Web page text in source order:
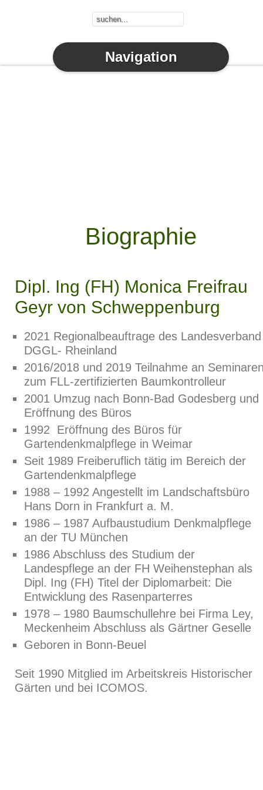
Navigation
Biographie
Dipl. Ing (FH) Monica Freifrau
Geyr von Schweppenburg
2021 Regionalbeauftrage des Landesverband
DGGL- Rheinland
2016/2018 und 2019 Teilnahme an
zum FLL-zertifizierten Baumkontrolleur
2001 Umzug nach Bonn-Bad Godesberg und
Eröffnung des Büros
1992 Eröffnung des Büros für
Gartendenkmalpflege in Weimar
Seit 1989 Freiberuflich tätig im Bereich der
Gartendenkmalpflege
1988 – 1992 Angestellt im Landschaftsbüro
Hans Dorn in Frankfurt a. M.
1986 – 1987 Aufbaustudium Denkmalpflege
an der TU München
1986 Abschluss des Studium der
Landespflege an der FH Weihenstephan als
Dipl. Ing (FH) Titel der Diplomarbeit: Die
Entwicklung des Rasenparterres
1978 – 1980 Baumschullehre bei Firma Ley,
Meckenheim Abschluss als Gärtner Geselle
Geboren in Bonn-Beuel
Seit 1990 Mitglied im Arbeitskreis Historischer
Gärten und bei ICOMOS.